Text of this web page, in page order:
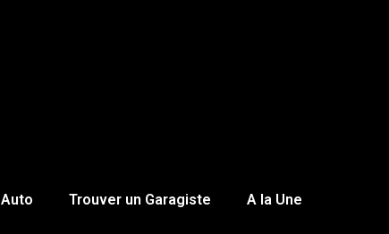
Auto Trouver un Garagiste A la Une